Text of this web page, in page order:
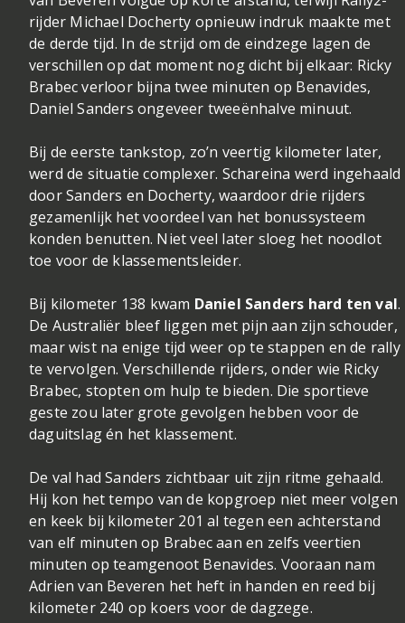
rijder Michael Docherty opnieuw indruk maakte met
de derde tijd. In de strijd om de eindzege lagen de
verschillen op dat moment nog dicht bij elkaar: Ricky
Brabec verloor bijna twee minuten op Benavides,
Daniel Sanders ongeveer tweeënhalve minuut.
Bij de eerste tankstop, zo’n veertig kilometer later,
werd de situatie complexer. Schareina werd ingehaald
door Sanders en Docherty, waardoor drie rijders
gezamenlijk het voordeel van het bonussysteem
konden benutten. Niet veel later sloeg het noodlot
toe voor de klassementsleider.
Bij kilometer 138 kwam Daniel Sanders hard ten val.
De Australiër bleef liggen met pijn aan zijn schouder,
maar wist na enige tijd weer op te stappen en de rally
te vervolgen. Verschillende rijders, onder wie Ricky
Brabec, stopten om hulp te bieden. Die sportieve
geste zou later grote gevolgen hebben voor de
daguitslag én het klassement.
De val had Sanders zichtbaar uit zijn ritme gehaald.
Hij kon het tempo van de kopgroep niet meer volgen
en keek bij kilometer 201 al tegen een achterstand
van elf minuten op Brabec aan en zelfs veertien
minuten op teamgenoot Benavides. Vooraan nam
Adrien van Beveren het heft in handen en reed bij
kilometer 240 op koers voor de dagzege.